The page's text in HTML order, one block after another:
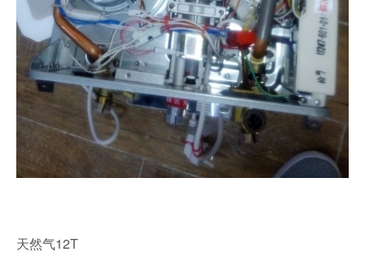
天然气12T